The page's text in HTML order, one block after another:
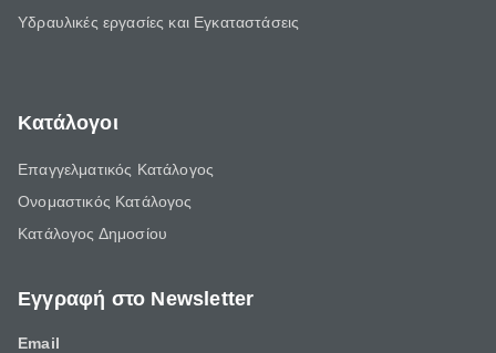
Υδραυλικές εργασίες και Εγκαταστάσεις
Κατάλογοι
Επαγγελματικός Κατάλογος
Ονομαστικός Κατάλογος
Κατάλογος Δημοσίου
Εγγραφή στο Newsletter
Email